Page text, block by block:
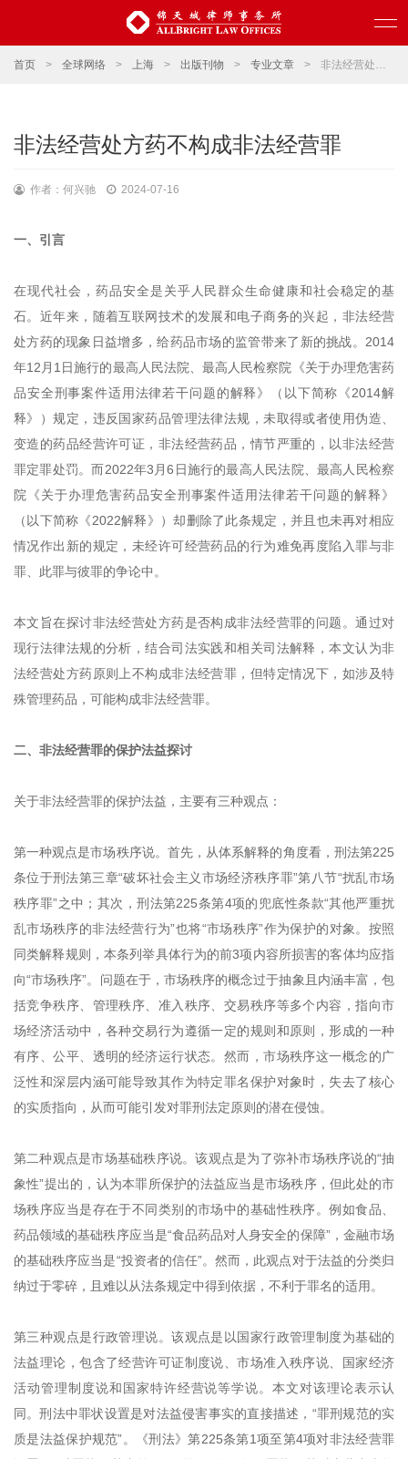
首页 > 全球网络 > 上海 > 出版刊物 > 专业文章 > 非法经营处方药不构成非法经营罪
非法经营处方药不构成非法经营罪
作者：何兴驰 2024-07-16
一、引言
在现代社会，药品安全是关乎人民群众生命健康和社会稳定的基
石。近年来，随着互联网技术的发展和电子商务的兴起，非法经营
处方药的现象日益增多，给药品市场的监管带来了新的挑战。2014
年12月1日施行的最高人民法院、最高人民检察院《关于办理危害药
品安全刑事案件适用法律若干问题的解释》（以下简称《2014解
释》）规定，违反国家药品管理法律法规，未取得或者使用伪造、
变造的药品经营许可证，非法经营药品，情节严重的，以非法经营
罪定罪处罚。而2022年3月6日施行的最高人民法院、最高人民检察
院《关于办理危害药品安全刑事案件适用法律若干问题的解释》
（以下简称《2022解释》）却删除了此条规定，并且也未再对相应
情况作出新的规定，未经许可经营药品的行为难免再度陷入罪与非
罪、此罪与彼罪的争论中。
本文旨在探讨非法经营处方药是否构成非法经营罪的问题。通过对
现行法律法规的分析，结合司法实践和相关司法解释，本文认为非
法经营处方药原则上不构成非法经营罪，但特定情况下，如涉及特
殊管理药品，可能构成非法经营罪。
二、非法经营罪的保护法益探讨
关于非法经营罪的保护法益，主要有三种观点：
第一种观点是市场秩序说。首先，从体系解释的角度看，刑法第225
条位于刑法第三章“破坏社会主义市场经济秩序罪”第八节“扰乱市场
秩序罪”之中；其次，刑法第225条第4项的兜底性条款“其他严重扰
乱市场秩序的非法经营行为”也将“市场秩序”作为保护的对象。按照
同类解释规则，本条列举具体行为的前3项内容所损害的客体均应指
向“市场秩序”。问题在于，市场秩序的概念过于抽象且内涵丰富，包
括竞争秩序、管理秩序、准入秩序、交易秩序等多个内容，指向市
场经济活动中，各种交易行为遵循一定的规则和原则，形成的一种
有序、公平、透明的经济运行状态。然而，市场秩序这一概念的广
泛性和深层内涵可能导致其作为特定罪名保护对象时，失去了核心
的实质指向，从而可能引发对罪刑法定原则的潜在侵蚀。
第二种观点是市场基础秩序说。该观点是为了弥补市场秩序说的“抽
象性”提出的，认为本罪所保护的法益应当是市场秩序，但此处的市
场秩序应当是存在于不同类别的市场中的基础性秩序。例如食品、
药品领域的基础秩序应当是“食品药品对人身安全的保障”，金融市场
的基础秩序应当是“投资者的信任”。然而，此观点对于法益的分类归
纳过于零碎，且难以从法条规定中得到依据，不利于罪名的适用。
第三种观点是行政管理说。该观点是以国家行政管理制度为基础的
法益理论，包含了经营许可证制度说、市场准入秩序说、国家经济
活动管理制度说和国家特许经营说等学说。本文对该理论表示认
同。刑法中罪状设置是对法益侵害事实的直接描述，“罪刑规范的实
质是法益保护规范”。《刑法》第225条第1项至第4项对非法经营罪